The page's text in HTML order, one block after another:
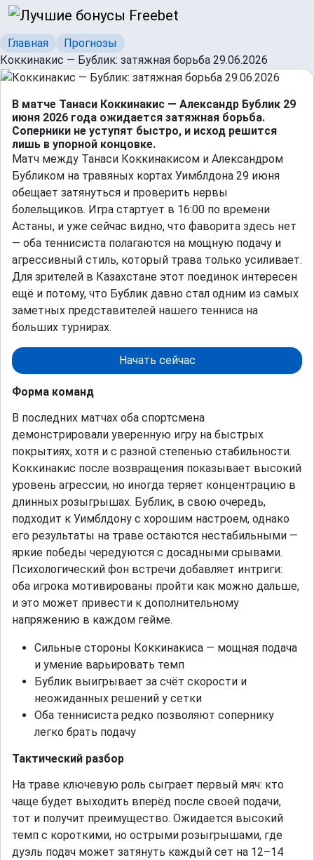
Главная
Прогнозы
Коккинакис — Бублик: затяжная борьба 29.06.2026
В матче Танаси Коккинакис — Александр Бублик 29
июня 2026 года ожидается затяжная борьба.
Соперники не уступят быстро, и исход решится
лишь в упорной концовке.
Матч между Танаси Коккинакисом и Александром
Бубликом на травяных кортах Уимблдона 29 июня
обещает затянуться и проверить нервы
болельщиков. Игра стартует в 16:00 по времени
Астаны, и уже сейчас видно, что фаворита здесь нет
— оба теннисиста полагаются на мощную подачу и
агрессивный стиль, который трава только усиливает.
Для зрителей в Казахстане этот поединок интересен
ещё и потому, что Бублик давно стал одним из самых
заметных представителей нашего тенниса на
больших турнирах.
Начать сейчас
Форма команд
В последних матчах оба спортсмена
демонстрировали уверенную игру на быстрых
покрытиях, хотя и с разной степенью стабильности.
Коккинакис после возвращения показывает высокий
уровень агрессии, но иногда теряет концентрацию в
длинных розыгрышах. Бублик, в свою очередь,
подходит к Уимблдону с хорошим настроем, однако
его результаты на траве остаются нестабильными —
яркие победы чередуются с досадными срывами.
Психологический фон встречи добавляет интриги:
оба игрока мотивированы пройти как можно дальше,
и это может привести к дополнительному
напряжению в каждом гейме.
Сильные стороны Коккинакиса — мощная подача
и умение варьировать темп
Бублик выигрывает за счёт скорости и
неожиданных решений у сетки
Оба теннисиста редко позволяют сопернику
легко брать подачу
Тактический разбор
На траве ключевую роль сыграет первый мяч: кто
чаще будет выходить вперёд после своей подачи,
тот и получит преимущество. Ожидается высокий
темп с короткими, но острыми розыгрышами, где
дуэль подач может затянуть каждый сет на 12–14